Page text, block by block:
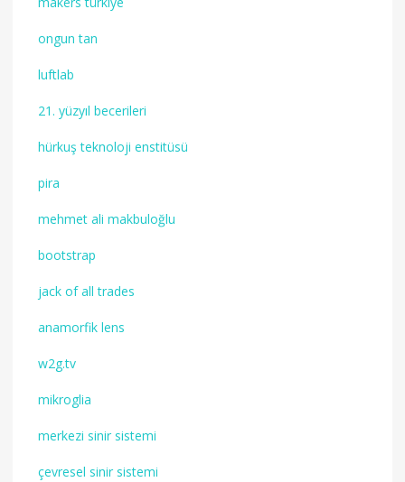
ongun tan
luftlab
21. yüzyıl becerileri
hürkuş teknoloji enstitüsü
pira
mehmet ali makbuloğlu
bootstrap
jack of all trades
anamorfik lens
w2g.tv
mikroglia
merkezi sinir sistemi
çevresel sinir sistemi